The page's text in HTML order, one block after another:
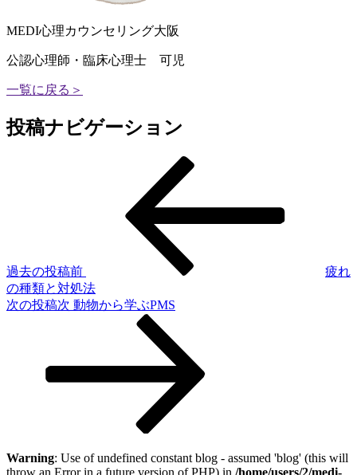
MEDI心理カウンセリング大阪
公認心理師・臨床心理士 可児
一覧に戻る＞
投稿ナビゲーション
過去の投稿前
疲れ
の種類と対処法
次の投稿次 動物から学ぶPMS
Warning: Use of undefined constant blog - assumed 'blog' (this will
throw an Error in a future version of PHP) in /home/users/2/medi-